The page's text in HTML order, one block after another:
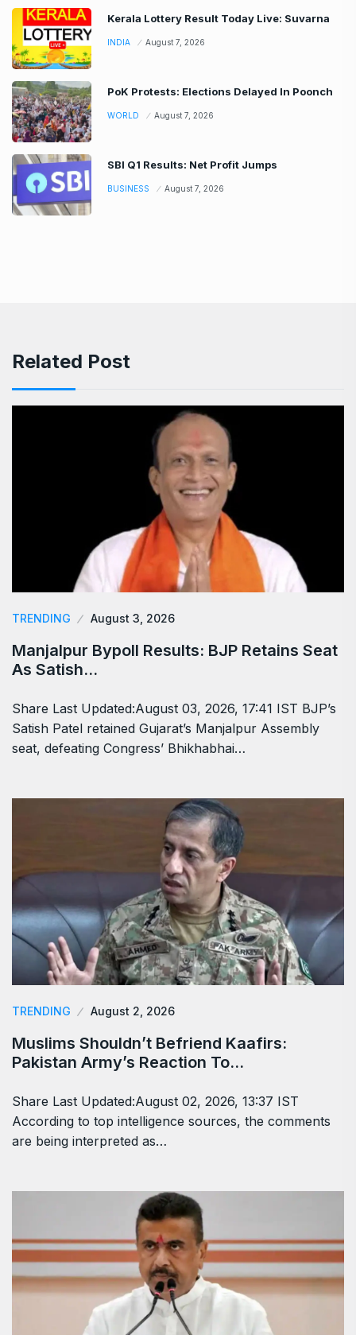
Kerala Lottery Result Today Live: Suvarna
INDIA August 7, 2026
PoK Protests: Elections Delayed In Poonch
WORLD August 7, 2026
SBI Q1 Results: Net Profit Jumps
BUSINESS August 7, 2026
Related Post
TRENDING August 3, 2026
Manjalpur Bypoll Results: BJP Retains Seat
As Satish…
Share Last Updated:August 03, 2026, 17:41 IST BJP’s
Satish Patel retained Gujarat’s Manjalpur Assembly
seat, defeating Congress’ Bhikhabhai…
TRENDING August 2, 2026
Muslims Shouldn’t Befriend Kaafirs:
Pakistan Army’s Reaction To…
Share Last Updated:August 02, 2026, 13:37 IST
According to top intelligence sources, the comments
are being interpreted as…